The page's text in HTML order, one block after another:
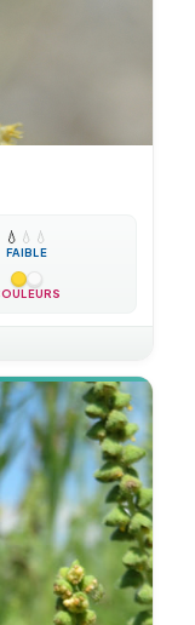
💧 💧 💧
FAIBLE